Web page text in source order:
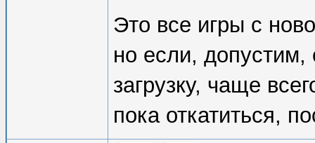
Это все игры с
но если, допустим,
загрузку, чаще
пока откатиться,